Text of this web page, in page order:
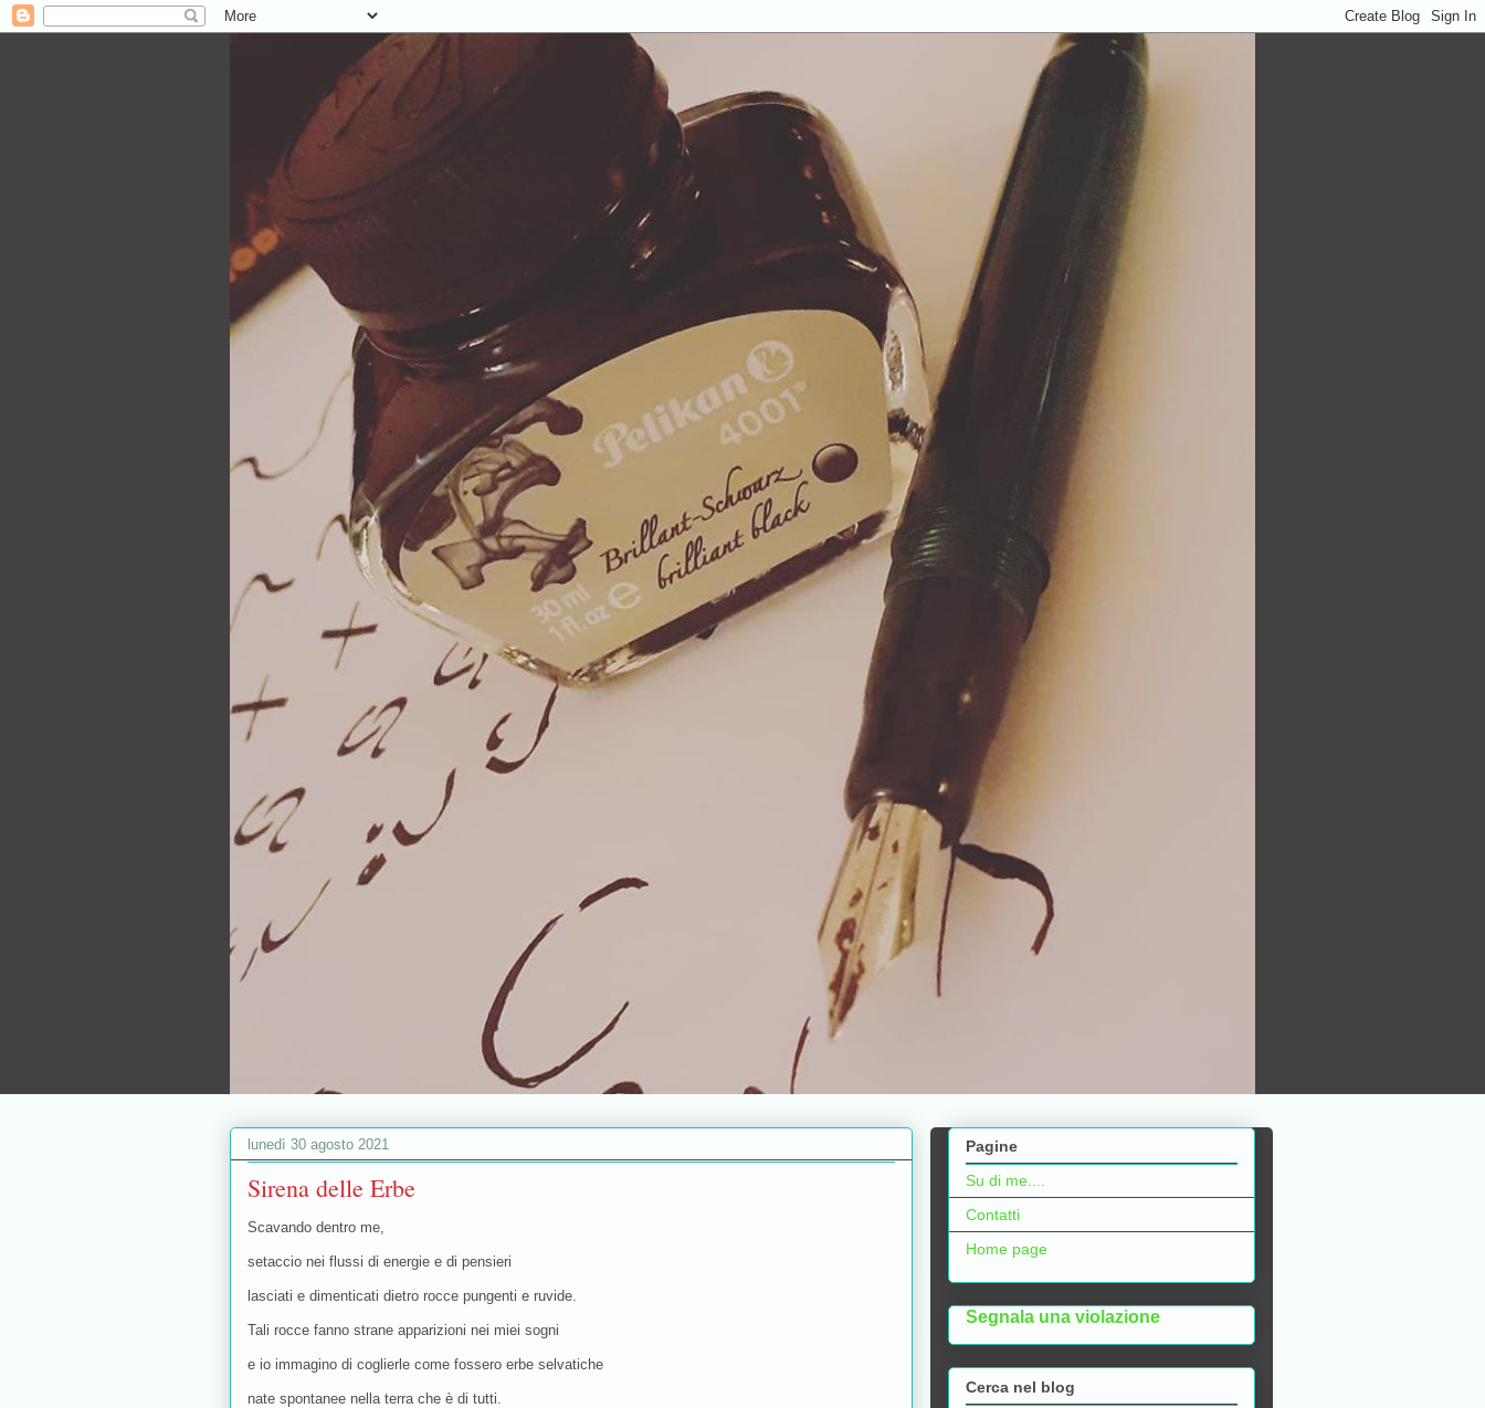
lunedì 30 agosto 2021
Sirena delle Erbe
Scavando dentro me,
setaccio nei flussi di energie e di pensieri
lasciati e dimenticati dietro rocce pungenti e ruvide.
Tali rocce fanno strane apparizioni nei miei sogni
e io immagino di coglierle come fossero erbe selvatiche
nate spontanee nella terra che è di tutti.
Pagine
Su di me....
Contatti
Home page
Segnala una violazione
Cerca nel blog